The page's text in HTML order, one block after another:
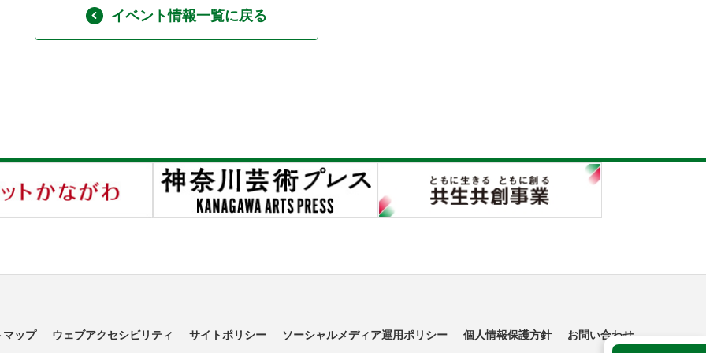
イベント情報一覧に戻る
マップ ウェブアクセシビリティ サイトポリシー ソーシャルメディア運用ポリシー 個人情報保護方針 お問い合わせ